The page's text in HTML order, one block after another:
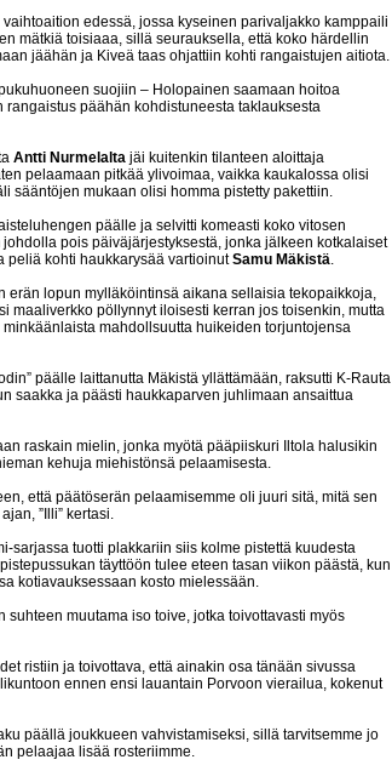
edessä, jossa kyseinen parivaljakko kamppaili
mätkiä toisiaaa, sillä seurauksella, että koko härdellin
jäähän ja Kiveä taas ohjattiin kohti rangaistujen aitiota.
suojiin – Holopainen saamaan hoitoa
päähän kohdistuneesta taklauksesta
Antti Nurmelalta jäi kuitenkin tilanteen aloittaja
pelaamaan pitkää ylivoimaa, vaikka kaukalossa olisi
sääntöjen mukaan olisi homma pistetty pakettiin.
päälle ja selvitti komeasti koko vitosen
johdolla pois päiväjärjestyksestä, jonka jälkeen kotkalaiset
peliä kohti haukkarysää vartioinutSamu Mäkistä.
erän lopun mylläköintinsä aikana sellaisia tekopaikkoja,
maaliverkko pöllynnyt iloisesti kerran jos toisenkin, mutta
mahdollsuutta huikeiden torjuntojensa
päälle laittanutta Mäkistä yllättämään, raksutti K-Rauta
saakka ja päästi haukkaparven juhlimaan ansaittua
raskain mielin, jonka myötä pääpiiskuri Iltola halusikin
kehuja miehistönsä pelaamisesta.
että päätöserän pelaamisemme oli juuri sitä, mitä sen
”Illi” kertasi.
sarjassa tuotti plakkariin siis kolme pistettä kuudesta
täyttöön tulee eteen tasan viikon päästä, kun
kotiavauksessaan kosto mielessään.
suhteen muutama iso toive, jotka toivottavasti myös
ristiin ja toivottava, että ainakin osa tänään sivussa
ennen ensi lauantain Porvoon vierailua, kokenut
päällä joukkueen vahvistamiseksi, sillä tarvitsemme jo
pelaajaa lisää rosteriimme.